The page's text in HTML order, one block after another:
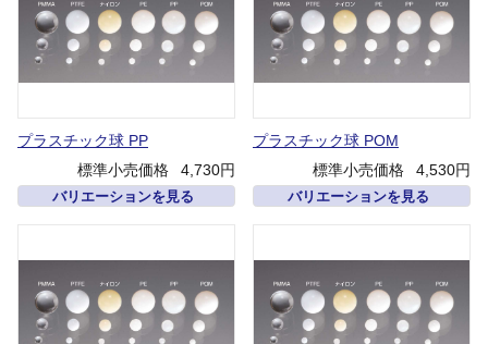
プラスチック球 PP
標準小売価格
4,730円
バリエーションを見る
プラスチック球 POM
標準小売価格
4,530円
バリエーションを見る